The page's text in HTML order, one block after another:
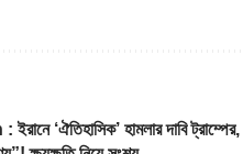
‘ঐতিহাসিক’ হামলার দাবি ট্রাম্পের,